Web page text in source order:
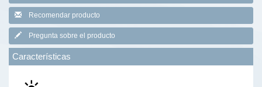
Recomendar producto
Pregunta sobre el producto
Características